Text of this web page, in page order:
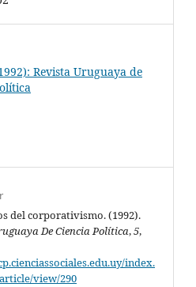
Revista Uruguaya de
del corporativismo. (1992).
De Ciencia Política,5,
index.
view/290